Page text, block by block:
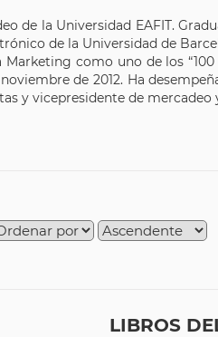
de la Universidad EAFIT.
de la Universidad de
como uno de los
de 2012. ​​Ha
y vicepresidente de mercadeo
LIBROS